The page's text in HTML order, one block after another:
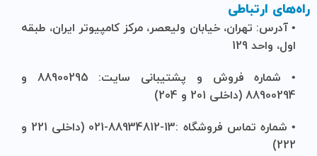
راه‌های ارتباطی
• آدرس: تهران، خیابان ولیعصر، مرکز کامپیوتر ایران، طبقه
اول، واحد 129
• شماره فروش و پشتیبانی سایت: 88900295 و
88900294 (داخلی 201 و 204)
• شماره تماس فروشگاه :13-88934812-021 (داخلی 221 و
222)